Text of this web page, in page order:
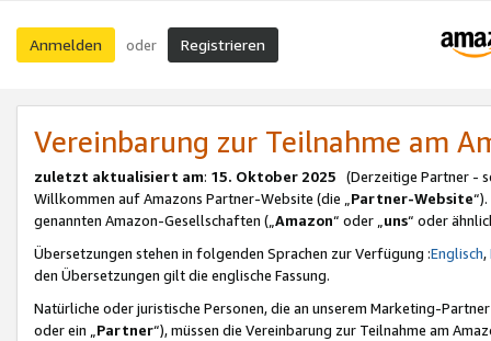
Anmelden oder Registrieren
Vereinbarung zur Teilnahme am
zuletzt aktualisiert am: 15. Oktober 2025 (Derzeitige Partner -
Willkommen auf Amazons Partner-Website (die „Partner-Website
genannten Amazon-Gesellschaften („Amazon“ oder „uns“ oder
Übersetzungen stehen in folgenden Sprachen zur Verfügung :Englisch,
den Übersetzungen gilt die englische Fassung.
Natürliche oder juristische Personen, die an unserem Marketing-
oder ein „Partner“), müssen die Vereinbarung zur Teilnahme am